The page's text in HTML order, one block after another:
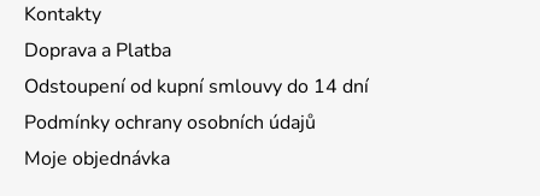
Kontakty
Doprava a Platba
Odstoupení od kupní smlouvy do 14 dní
Podmínky ochrany osobních údajů
Moje objednávka